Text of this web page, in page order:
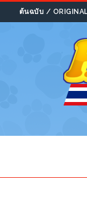
ต้นฉบับ /